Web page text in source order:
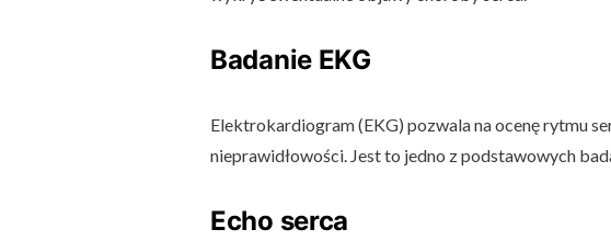
Badanie EKG
Elektrokardiogram (EKG) pozwala na ocenę rytmu
nieprawidłowości. Jest to jedno z podstawowych
Echo serca